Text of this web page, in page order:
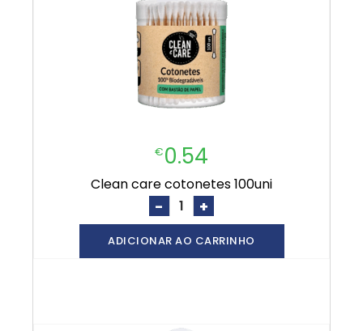
€0.54
clean care cotonetes 100uni
- +
ADICIONAR AO CARRINHO